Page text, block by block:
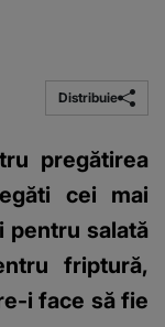
Distribuie
pregătirea
cei mai
pentru salată
friptură,
i face să fie